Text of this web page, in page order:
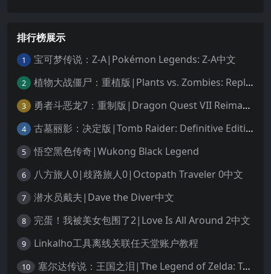
排行榜展示
1 宝可梦传说：Z-A|Pokémon Legends: Z-A中文
2 植物大战僵尸：重植版|Plants vs. Zombies: Replanted中文
3 勇者斗恶龙7：重制版|Dragon Quest VII Reimagined中文
4 古墓丽影：决定版|Tomb Raider: Definitive Edition中文
5 悟空黑色传奇|Wukong Black Legend
6 八方旅人0|歧路旅人0|Octopath Traveler 0中文
7 潜水员戴夫|Dave the Diver中文
8 完蛋！我被美女包围了2|Love Is All Around 2中文
9 Linkalho工具离线关联任天堂账户教程
10 塞尔达传说：王国之泪|The Legend of Zelda: Tears of the Kingdom中文